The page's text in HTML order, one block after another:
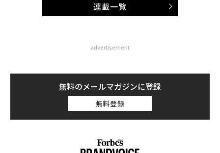
連載一覧
advertisement
無料のメールマガジンに登録
無料登録